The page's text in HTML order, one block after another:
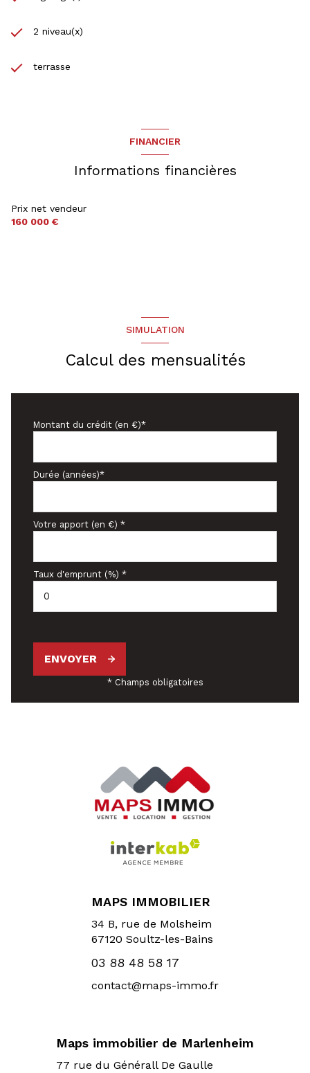
2 niveau(x)
terrasse
FINANCIER
Informations financières
Prix net vendeur
160 000 €
SIMULATION
Calcul des mensualités
Montant du crédit (en €)*
Durée (années)*
Votre apport (en €) *
Taux d'emprunt (%) *
ENVOYER
* Champs obligatoires
MAPS IMMOBILIER
34 B, rue de Molsheim
67120 Soultz-les-Bains
03 88 48 58 17
contact@maps-immo.fr
Maps immobilier de Marlenheim
77 rue du Générall De Gaulle